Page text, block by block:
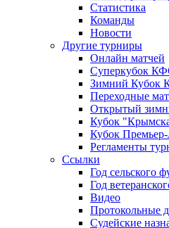
Статистика
Команды
Новости
Другие турниры
Онлайн матчей
Суперкубок
Зимний Кубок
Переходные
Открытый
Кубок
Кубок
Регламенты
Ссылки
Год сельского
Год
Видео
Протокольные
Судейские